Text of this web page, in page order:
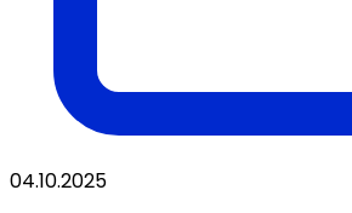
04.10.2025